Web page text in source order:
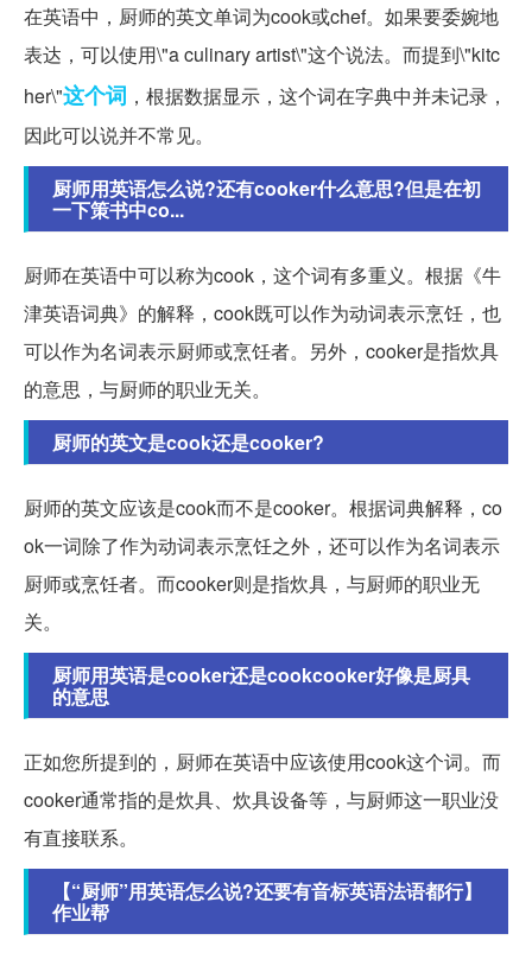
在英语中，厨师的英文单词为cook或chef。如果要委婉地
表达，可以使用\"a culinary artist\"这个说法。而提到\"kitc
her\"这个词 ，根据数据显示，这个词在字典中并未记录，
因此可以说并不常见。
厨师用英语怎么说?还有cooker什么意思?但是在初
一下策书中co...
厨师在英语中可以称为cook，这个词有多重义。根据《牛
津英语词典》的解释，cook既可以作为动词表示烹饪，也
可以作为名词表示厨师或烹饪者。另外，cooker是指炊具
的意思，与厨师的职业无关。
厨师的英文是cook还是cooker?
厨师的英文应该是cook而不是cooker。根据词典解释，co
ok一词除了作为动词表示烹饪之外，还可以作为名词表示
厨师或烹饪者。而cooker则是指炊具，与厨师的职业无
关。
厨师用英语是cooker还是cookcooker好像是厨具
的意思
正如您所提到的，厨师在英语中应该使用cook这个词。而
cooker通常指的是炊具、炊具设备等，与厨师这一职业没
有直接联系。
【“厨师”用英语怎么说?还要有音标英语法语都行】
作业帮